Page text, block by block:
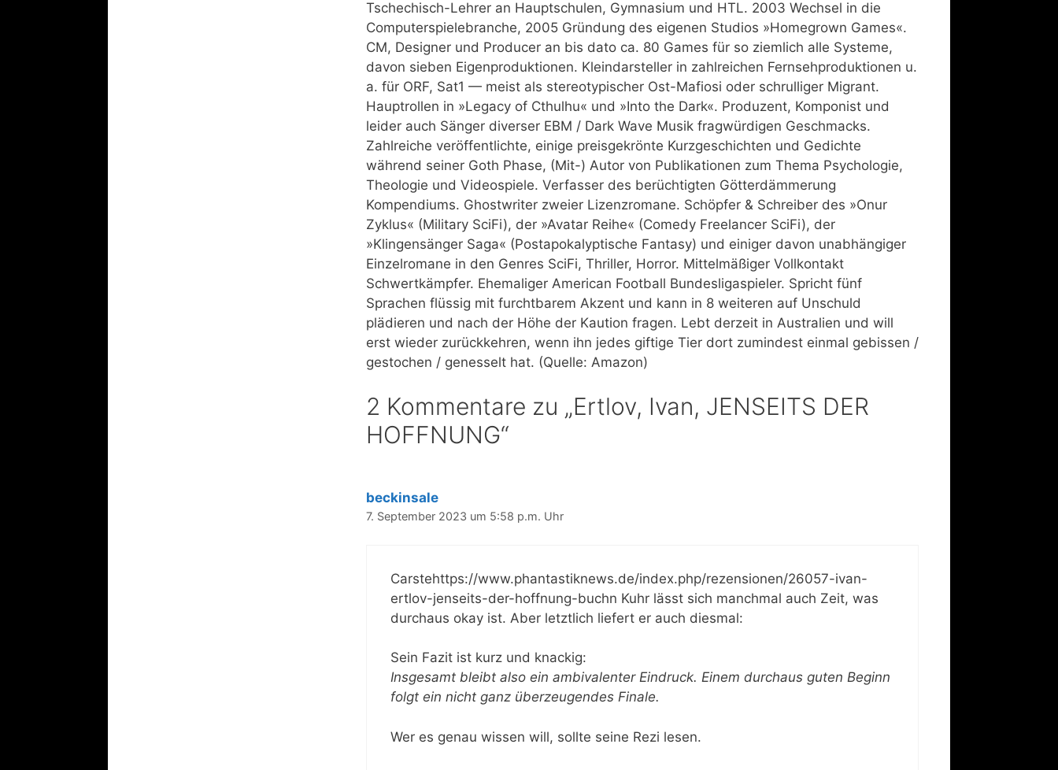
Tschechisch-Lehrer an Hauptschulen, Gymnasium und HTL. 2003 Wechsel in die
Computerspielebranche, 2005 Gründung des eigenen Studios »Homegrown Games«.
CM, Designer und Producer an bis dato ca. 80 Games für so ziemlich alle Systeme,
davon sieben Eigenproduktionen. Kleindarsteller in zahlreichen Fernsehproduktionen u.
a. für ORF, Sat1 — meist als stereotypischer Ost-Mafiosi oder schrulliger Migrant.
Hauptrollen in »Legacy of Cthulhu« und »Into the Dark«. Produzent, Komponist und
leider auch Sänger diverser EBM / Dark Wave Musik fragwürdigen Geschmacks.
Zahlreiche veröffentlichte, einige preisgekrönte Kurzgeschichten und Gedichte
während seiner Goth Phase, (Mit-) Autor von Publikationen zum Thema Psychologie,
Theologie und Videospiele. Verfasser des berüchtigten Götterdämmerung
Kompendiums. Ghostwriter zweier Lizenzromane. Schöpfer & Schreiber des »Onur
Zyklus« (Military SciFi), der »Avatar Reihe« (Comedy Freelancer SciFi), der
»Klingensänger Saga« (Postapokalyptische Fantasy) und einiger davon unabhängiger
Einzelromane in den Genres SciFi, Thriller, Horror. Mittelmäßiger Vollkontakt
Schwertkämpfer. Ehemaliger American Football Bundesligaspieler. Spricht fünf
Sprachen flüssig mit furchtbarem Akzent und kann in 8 weiteren auf Unschuld
plädieren und nach der Höhe der Kaution fragen. Lebt derzeit in Australien und will
erst wieder zurückkehren, wenn ihn jedes giftige Tier dort zumindest einmal gebissen /
gestochen / genesselt hat. (Quelle: Amazon)
2 Kommentare zu „Ertlov, Ivan, JENSEITS DER
HOFFNUNG“
beckinsale
7. September 2023 um 5:58 p.m. Uhr
Carstehttps://www.phantastiknews.de/index.php/rezensionen/26057-ivan-
ertlov-jenseits-der-hoffnung-buchn Kuhr lässt sich manchmal auch Zeit, was
durchaus okay ist. Aber letztlich liefert er auch diesmal:
Sein Fazit ist kurz und knackig:
Insgesamt bleibt also ein ambivalenter Eindruck. Einem durchaus guten Beginn
folgt ein nicht ganz überzeugendes Finale.
Wer es genau wissen will, sollte seine Rezi lesen.